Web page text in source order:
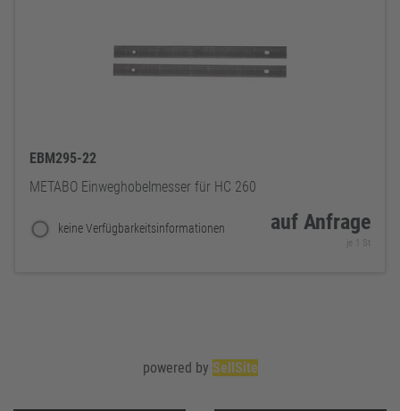
EBM295-22
METABO Einweghobelmesser für HC 260
keine Verfügbarkeitsinformationen auf Anfrage
je 1 St
powered by SellSite